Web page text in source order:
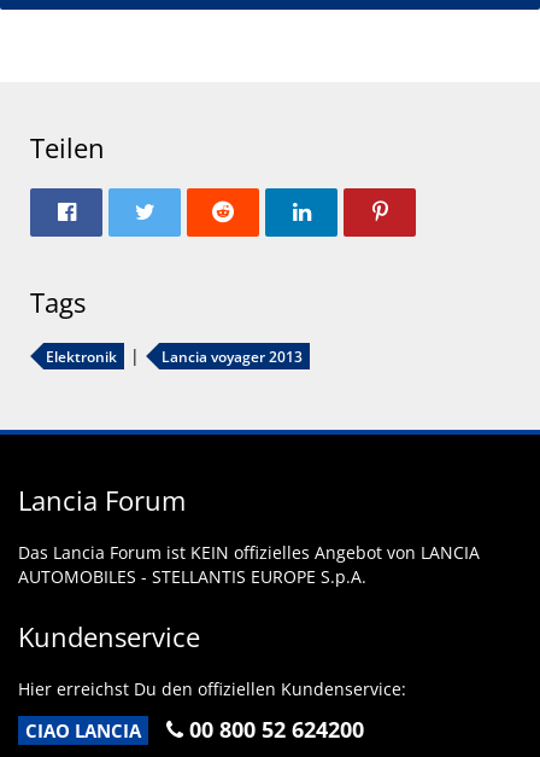
Teilen
Tags
Elektronik Lancia voyager 2013
Lancia Forum
Das Lancia Forum ist KEIN offizielles Angebot von LANCIA
AUTOMOBILES - STELLANTIS EUROPE S.p.A.
Kundenservice
Hier erreichst Du den offiziellen Kundenservice:
CIAO LANCIA 00 800 52 624200